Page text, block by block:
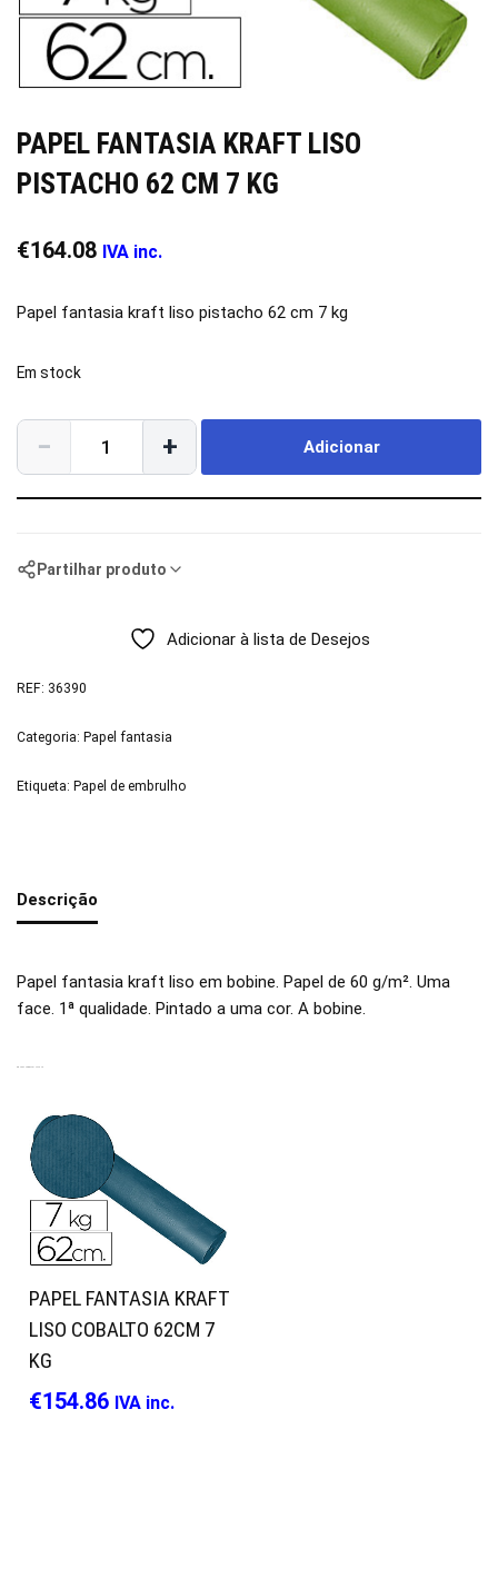
PAPEL FANTASIA KRAFT LISO
PISTACHO 62 CM 7 KG
€164.08 IVA inc.
Papel fantasia kraft liso pistacho 62 cm 7 kg
Em stock
− + Adicionar
Partilhar produto
Adicionar à lista de Desejos
REF: 36390
Categoria: Papel fantasia
Etiqueta: Papel de embrulho
Descrição
Papel fantasia kraft liso em bobine. Papel de 60 g/m². Uma
face. 1ª qualidade. Pintado a uma cor. A bobine.
PAPEL FANTASIA KRAFT
LISO COBALTO 62CM 7
KG
€154.86 IVA inc.